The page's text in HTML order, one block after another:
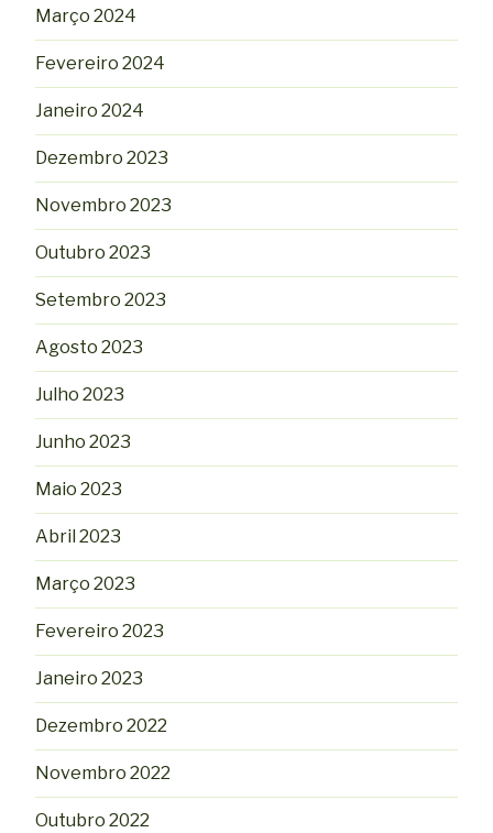
Março 2024
Fevereiro 2024
Janeiro 2024
Dezembro 2023
Novembro 2023
Outubro 2023
Setembro 2023
Agosto 2023
Julho 2023
Junho 2023
Maio 2023
Abril 2023
Março 2023
Fevereiro 2023
Janeiro 2023
Dezembro 2022
Novembro 2022
Outubro 2022